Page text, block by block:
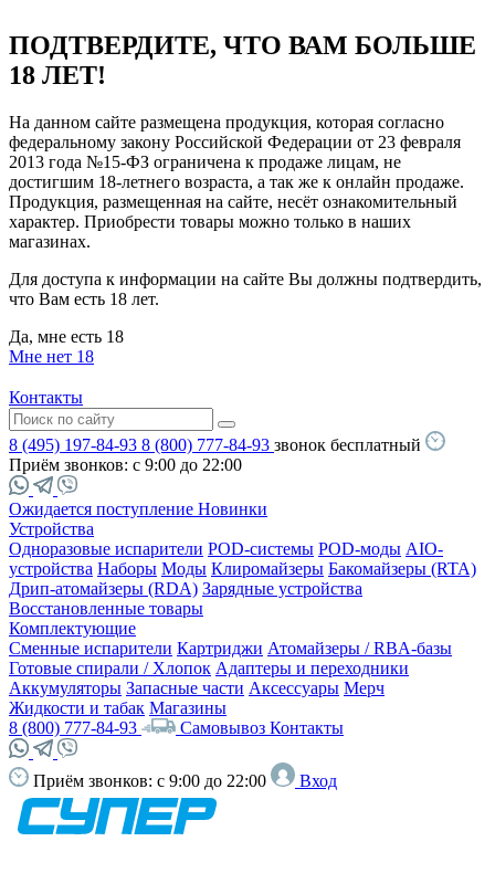
ПОДТВЕРДИТЕ, ЧТО ВАМ БОЛЬШЕ
18 ЛЕТ!
На данном сайте размещена продукция, которая согласно
федеральному закону Российской Федерации от 23 февраля
2013 года №15-ФЗ ограничена к продаже лицам, не
достигшим 18-летнего возраста, а так же к онлайн продаже.
Продукция, размещенная на сайте, несёт ознакомительный
характер. Приобрести товары можно только в наших
магазинах.
Для доступа к информации на сайте Вы должны подтвердить,
что Вам есть 18 лет.
Да, мне есть 18
Мне нет 18
Контакты
8 (495) 197-84-93 8 (800) 777-84-93 звонок бесплатный
Приём звонков: с 9:00 до 22:00
Ожидается поступление Новинки
Устройства
Одноразовые испарители POD-системы POD-моды AIO-
устройства Наборы Моды Клиромайзеры Бакомайзеры (RTA)
Дрип-атомайзеры (RDA) Зарядные устройства
Восстановленные товары
Комплектующие
Сменные испарители Картриджи Атомайзеры / RBA-базы
Готовые спирали / Хлопок Адаптеры и переходники
Аккумуляторы Запасные части Аксессуары Мерч
Жидкости и табак Магазины
8 (800) 777-84-93
Самовывоз Контакты
Приём звонков: с 9:00 до 22:00 Вход